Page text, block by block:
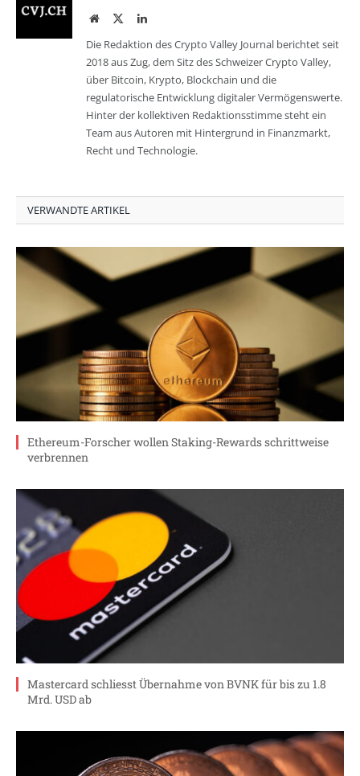
WebsiteTwitterLinkedIn
Die Redaktion des Crypto Valley Journal berichtet seit
2018 aus Zug, dem Sitz des Schweizer Crypto Valley,
über Bitcoin, Krypto, Blockchain und die
regulatorische Entwicklung digitaler Vermögenswerte.
Hinter der kollektiven Redaktionsstimme steht ein
Team aus Autoren mit Hintergrund in Finanzmarkt,
Recht und Technologie.
VERWANDTE ARTIKEL
Ethereum-Forscher wollen Staking-Rewards schrittweise
verbrennen
Mastercard schliesst Übernahme von BVNK für bis zu 1.8
Mrd. USD ab